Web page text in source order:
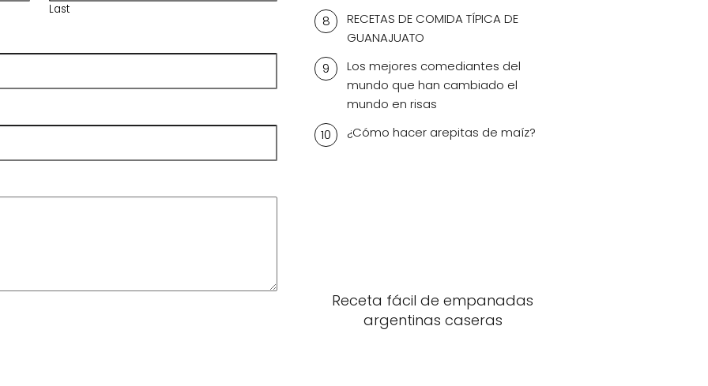
Last
RECETAS DE COMIDA TÍPICA DE
GUANAJUATO
Los mejores comediantes del
mundo que han cambiado el
mundo en risas
¿Cómo hacer arepitas de maíz?
Receta fácil de empanadas
argentinas caseras